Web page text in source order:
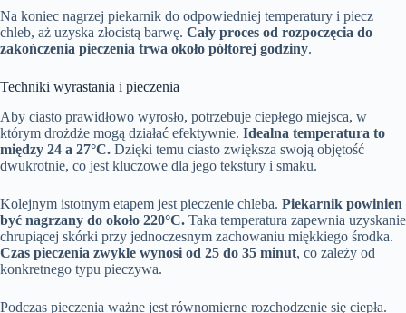
Na koniec nagrzej piekarnik do odpowiedniej temperatury i piecz
chleb, aż uzyska złocistą barwę. Cały proces od rozpoczęcia do
zakończenia pieczenia trwa około półtorej godziny.
Techniki wyrastania i pieczenia
Aby ciasto prawidłowo wyrosło, potrzebuje ciepłego miejsca, w
którym drożdże mogą działać efektywnie. Idealna temperatura to
między 24 a 27°C. Dzięki temu ciasto zwiększa swoją objętość
dwukrotnie, co jest kluczowe dla jego tekstury i smaku.
Kolejnym istotnym etapem jest pieczenie chleba. Piekarnik powinien
być nagrzany do około 220°C. Taka temperatura zapewnia uzyskanie
chrupiącej skórki przy jednoczesnym zachowaniu miękkiego środka.
Czas pieczenia zwykle wynosi od 25 do 35 minut, co zależy od
konkretnego typu pieczywa.
Podczas pieczenia ważne jest równomierne rozchodzenie się ciepła.